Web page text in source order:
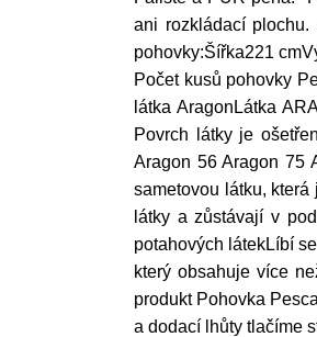
ani rozkládací
pohovky:Šířka221
Počet kusů pohovky
látka AragonLátka
Povrch látky je
Aragon 56 Aragon 75
sametovou látku,
látky a zůstávají v
potahových látekLíbí
který obsahuje více
produkt Pohovka
a dodací lhůty tlačíme